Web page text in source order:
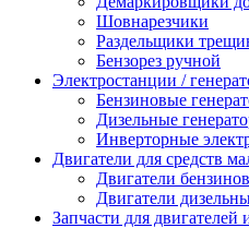
Шовнарезчики
Раздельщики
Бензорез ручной
Электростанции /
Бензиновые
Дизельные
Инверторные
Двигатели для средств
Двигатели
Двигатели
Запчасти для двигателей